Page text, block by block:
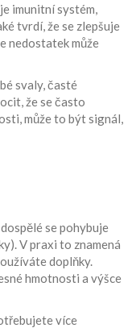
imunitní systém,
tvrdí, že se zlepšuje
nedostatek může
svaly, časté
že se často
může to být signál,
se pohybuje
V praxi to znamená
doplňky.
hmotnosti a výšce
více